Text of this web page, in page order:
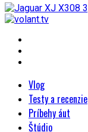
Vlog
Testy a recenzie
Príbehy áut
Štúdio